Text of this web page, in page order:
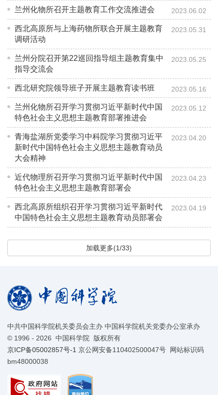
兰州化物所召开主题教育工作交流推进会 2023.06.02
西北高原所与上海药物所联合开展主题教育
调研活动
2023.05.31
兰州分院召开第22巡回指导组主题教育集中
指导交流会
2023.05.25
西北研究院领导班子开展主题教育读书班 2023.05.16
兰州化物所召开学习贯彻习近平新时代中国
特色社会主义思想主题教育部署推进会
2023.05.12
青海盐湖所党委学习中科院学习贯彻习近平
新时代中国特色社会主义思想主题教育动员
大会精神
2023.04.20
近代物理所召开学习贯彻习近平新时代中国
特色社会主义思想主题教育部署会
2023.04.23
西北高原所组织召开学习贯彻习近平新时代
中国特色社会主义思想主题教育动员部署会
2023.04.19
加载更多(1/33)
中共中国科学院机关委员会主办 中国科学院机关党委办公室承办
© 1996 - 2026 中国科学院 版权所有
京ICP备05002857号-1 京公网安备110402500047号 网站标识码
bm48000038